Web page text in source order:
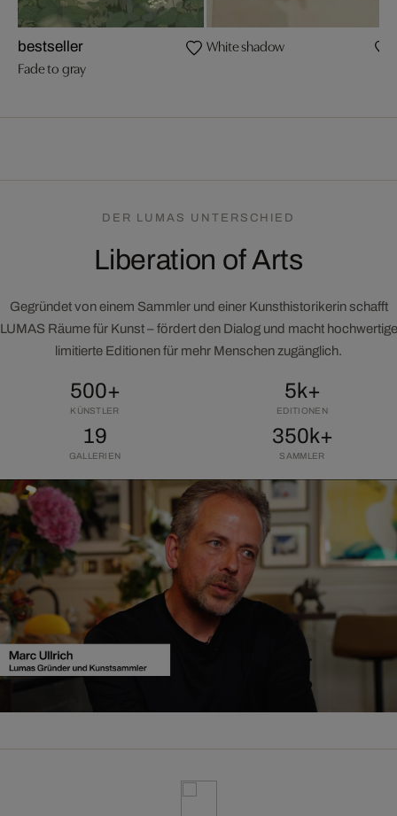
bestseller
Fade to gray
White shadow
DER LUMAS UNTERSCHIED
Liberation of Arts
Gegründet von einem Sammler und einer Kunsthistorikerin schafft
LUMAS Räume für Kunst – fördert den Dialog und macht hochwertige
limitierte Editionen für mehr Menschen zugänglich.
500+
KÜNSTLER
5k+
EDITIONEN
19
GALLERIEN
350k+
SAMMLER